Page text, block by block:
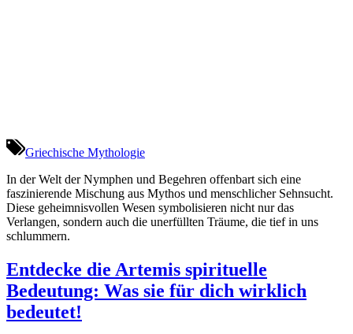
Griechische Mythologie
In der Welt der Nymphen und Begehren offenbart sich eine
faszinierende Mischung aus Mythos und menschlicher Sehnsucht.
Diese geheimnisvollen Wesen symbolisieren nicht nur das
Verlangen, sondern auch die unerfüllten Träume, die tief in uns
schlummern.
Entdecke die Artemis spirituelle
Bedeutung: Was sie für dich wirklich
bedeutet!